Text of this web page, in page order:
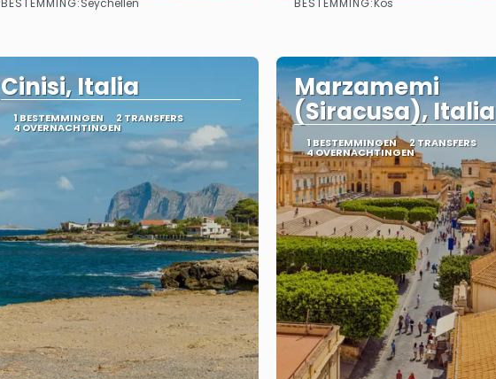
Bekijk
Seychellen Kos
Cinisi, Italia
1 BESTEMMINGEN 2 TRANSFERS
4 OVERNACHTINGEN
Marzamemi
(Siracusa), Italia
1 BESTEMMINGEN 2 TRANSFERS
4 OVERNACHTINGEN